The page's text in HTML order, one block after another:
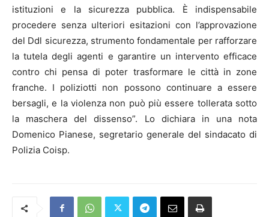
istituzioni e la sicurezza pubblica. È indispensabile
procedere senza ulteriori esitazioni con l’approvazione
del Ddl sicurezza, strumento fondamentale per rafforzare
la tutela degli agenti e garantire un intervento efficace
contro chi pensa di poter trasformare le città in zone
franche. I poliziotti non possono continuare a essere
bersagli, e la violenza non può più essere tollerata sotto
la maschera del dissenso”. Lo dichiara in una nota
Domenico Pianese, segretario generale del sindacato di
Polizia Coisp.